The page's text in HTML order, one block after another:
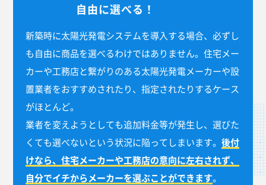
自由に選べる！
新築時に太陽光発電システムを導入する場合、必ずし
も自由に商品を選べるわけではありません。住宅メー
カーや工務店と繋がりのある太陽光発電メーカーや設
置業者をおすすめされたり、指定されたりするケース
がほとんど。
業者を変えようとしても追加料金等が発生し、選びた
くても選べないという状況に陥ってしまいます。 後付
けなら、住宅メーカーや工務店の意向に左右されず、
自分でイチからメーカーを選ぶことができます。